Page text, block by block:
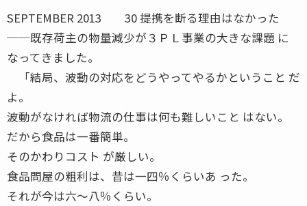
SEPTEMBER 2013 30 提携を断る理由はなかった
──既存荷主の物量減少が３ＰＬ事業の大きな課題 に
なってきました。
「結局、波動の対応をどうやってやるかということ だ
よ。
波動がなければ物流の仕事は何も難しいこと はない。
だから食品は一番簡単。
そのかわりコスト が厳しい。
食品問屋の粗利は、昔は一四％くらいあ った。
それが今は六〜八％くらい。